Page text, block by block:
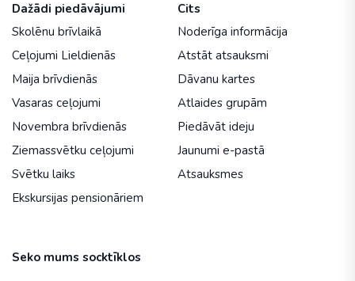
Dažādi piedāvājumi
Skolēnu brīvlaikā
Ceļojumi Lieldienās
Maija brīvdienās
Vasaras ceļojumi
Novembra brīvdienās
Ziemassvētku ceļojumi
Svētku laiks
Ekskursijas pensionāriem
Cits
Noderīga informācija
Atstāt atsauksmi
Dāvanu kartes
Atlaides grupām
Piedāvāt ideju
Jaunumi e-pastā
Atsauksmes
Seko mums socktīklos